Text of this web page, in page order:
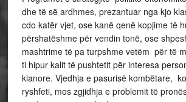
dhe të së ardhmes, prezantuar nga kjo
cdo katër vjet, ose kanë qenë kopjime të
përshatëshme për vendin tonë, ose
mashtrime të pa turpshme vetëm për të
ti hipur kalit të pushtetit për interesa
klanore. Vjedhja e pasurisë kombëtare,
ryshfeti, mos zgjidhja e problemit të